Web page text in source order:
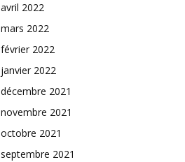
avril 2022
mars 2022
février 2022
janvier 2022
décembre 2021
novembre 2021
octobre 2021
septembre 2021